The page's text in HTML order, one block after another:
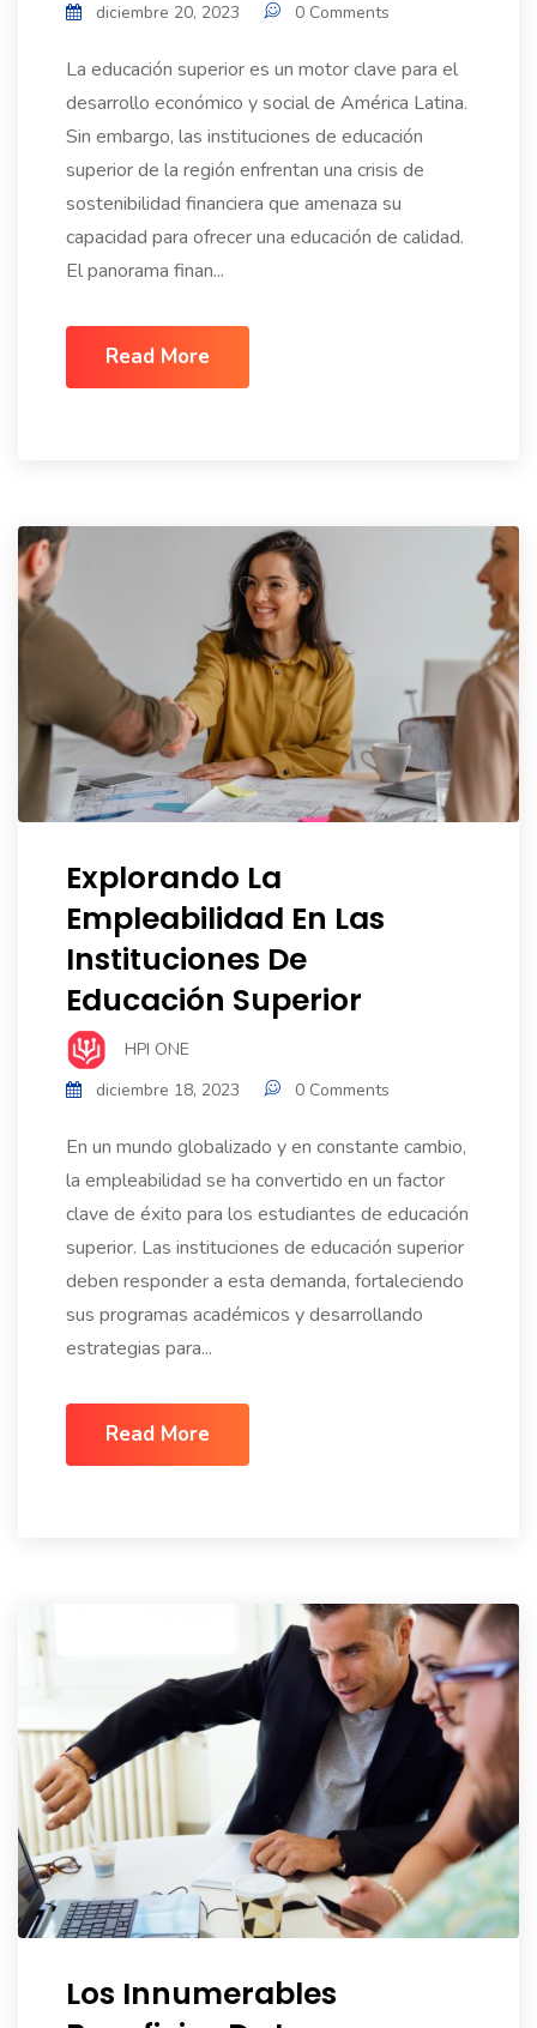
diciembre 20, 2023
0 Comments
La educación superior es un motor clave para el
desarrollo económico y social de América Latina.
Sin embargo, las instituciones de educación
superior de la región enfrentan una crisis de
sostenibilidad financiera que amenaza su
capacidad para ofrecer una educación de calidad.
El panorama finan...
Read More
Explorando La
Empleabilidad En Las
Instituciones De
Educación Superior
HPI ONE
diciembre 18, 2023
0 Comments
En un mundo globalizado y en constante cambio,
la empleabilidad se ha convertido en un factor
clave de éxito para los estudiantes de educación
superior. Las instituciones de educación superior
deben responder a esta demanda, fortaleciendo
sus programas académicos y desarrollando
estrategias para...
Read More
Los Innumerables